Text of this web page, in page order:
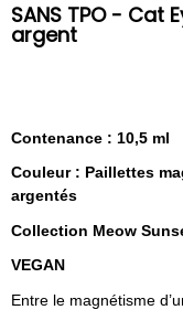
SANS TPO - Cat
argent
Contenance : 10,5 ml
Couleur : Paillettes
argentés
Collection Meow
VEGAN
Entre le magnétisme